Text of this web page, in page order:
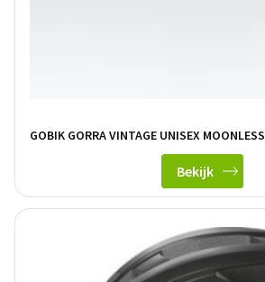
GOBIK GORRA VINTAGE UNISEX MOONLESS
Bekijk